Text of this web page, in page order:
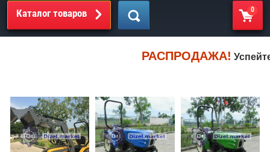
Каталог товаров 0
РАСПРОДАЖА! Успейте
ЗАКАЗАТЬ ЯПОНСКИЙ ТРАКТОР
Купить новый трактор
подобрать товар